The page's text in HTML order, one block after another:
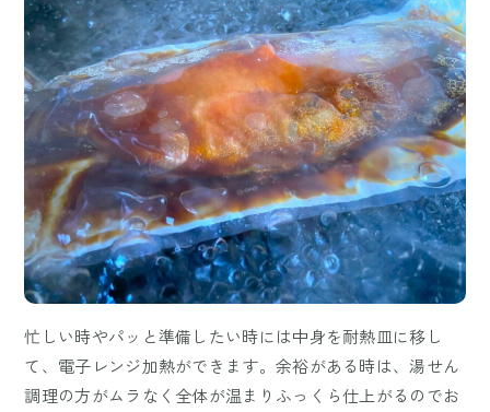
忙しい時やパッと準備したい時には中身を耐熱皿に移し
て、電子レンジ加熱ができます。余裕がある時は、湯せん
調理の方がムラなく全体が温まりふっくら仕上がるのでお